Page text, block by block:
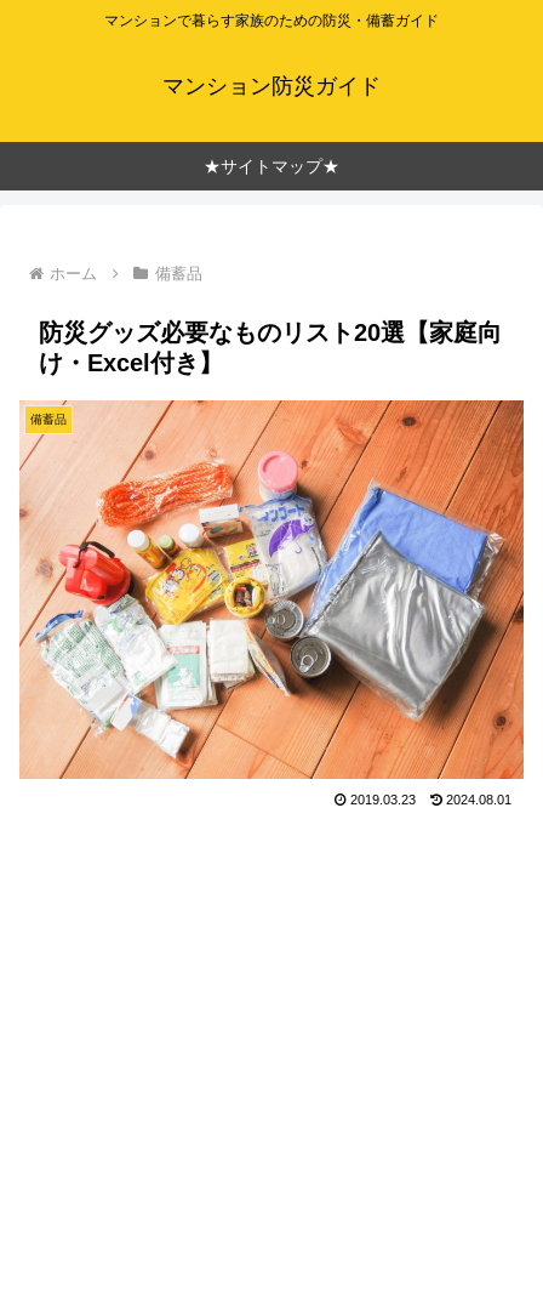
マンションで暮らす家族のための防災・備蓄ガイド
マンション防災ガイド
★サイトマップ★
ホーム 備蓄品
防災グッズ必要なものリスト20選【家庭向
け・Excel付き】
備蓄品
2019.03.23 2024.08.01